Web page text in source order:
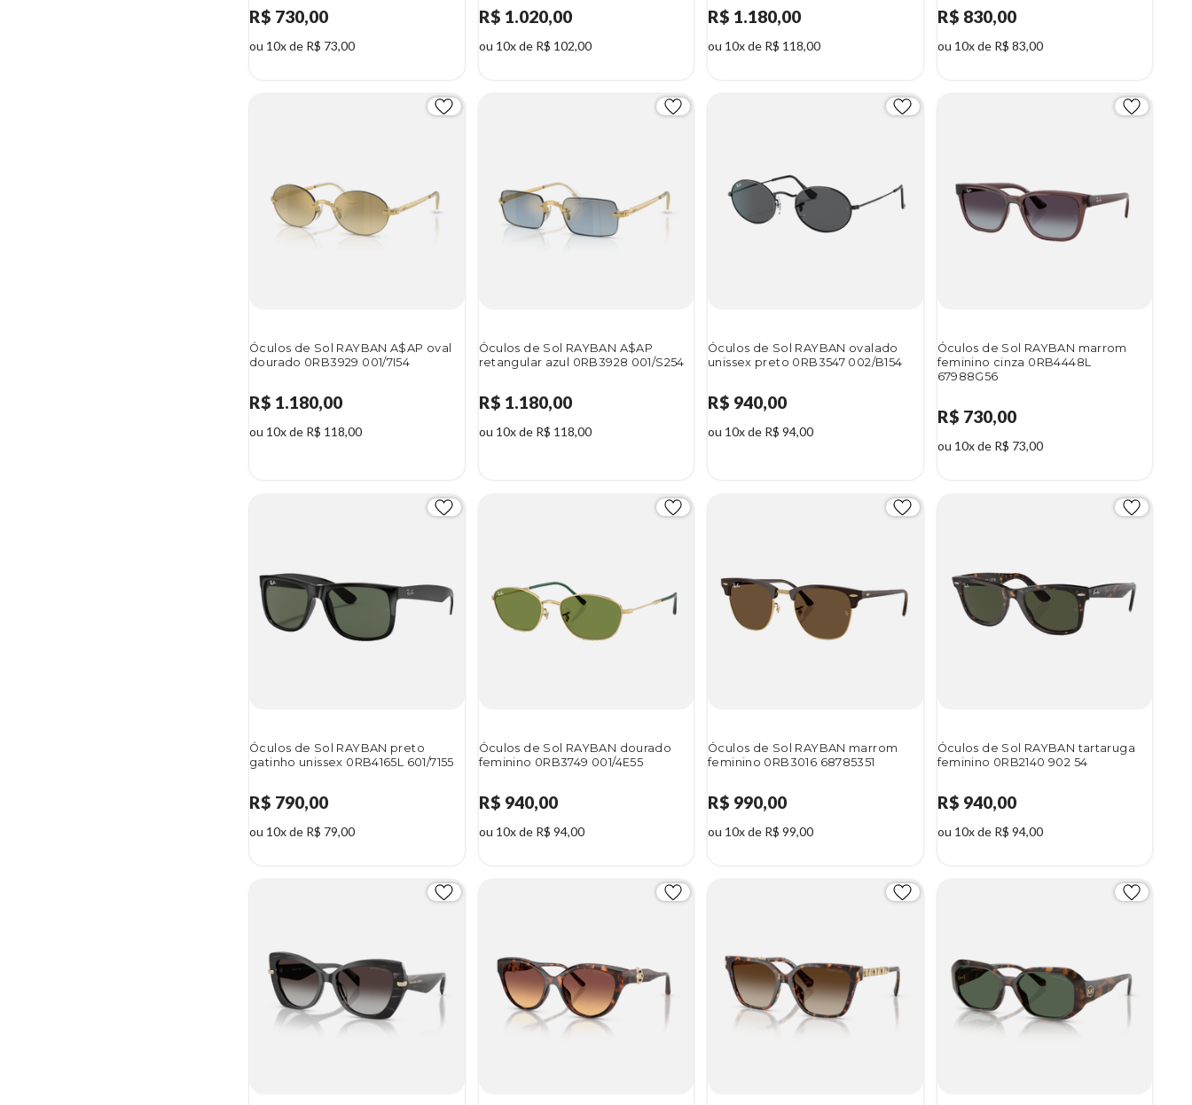
R$ 730,00
ou 10x de R$ 73,00
R$ 1.020,00
ou 10x de R$ 102,00
R$ 1.180,00
ou 10x de R$ 118,00
R$ 830,00
ou 10x de R$ 83,00
Óculos de Sol RAYBAN A$AP oval
dourado 0RB3929 001/7I54
R$ 1.180,00
ou 10x de R$ 118,00
Óculos de Sol RAYBAN A$AP
retangular azul 0RB3928 001/S254
R$ 1.180,00
ou 10x de R$ 118,00
Óculos de Sol RAYBAN ovalado
unissex preto 0RB3547 002/B154
R$ 940,00
ou 10x de R$ 94,00
Óculos de Sol RAYBAN marrom
feminino cinza 0RB4448L
67988G56
R$ 730,00
ou 10x de R$ 73,00
Óculos de Sol RAYBAN preto
gatinho unissex 0RB4165L 601/7155
R$ 790,00
ou 10x de R$ 79,00
Óculos de Sol RAYBAN dourado
feminino 0RB3749 001/4E55
R$ 940,00
ou 10x de R$ 94,00
Óculos de Sol RAYBAN marrom
feminino 0RB3016 68785351
R$ 990,00
ou 10x de R$ 99,00
Óculos de Sol RAYBAN tartaruga
feminino 0RB2140 902 54
R$ 940,00
ou 10x de R$ 94,00